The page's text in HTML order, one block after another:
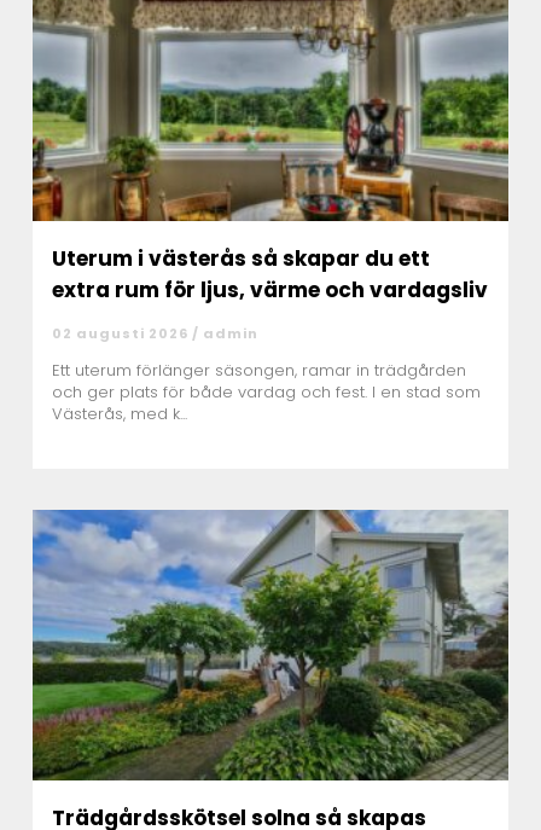
Uterum i västerås så skapar du ett
extra rum för ljus, värme och vardagsliv
02 augusti 2026 / admin
Ett uterum förlänger säsongen, ramar in trädgården
och ger plats för både vardag och fest. I en stad som
Västerås, med k...
Trädgårdsskötsel solna så skapas